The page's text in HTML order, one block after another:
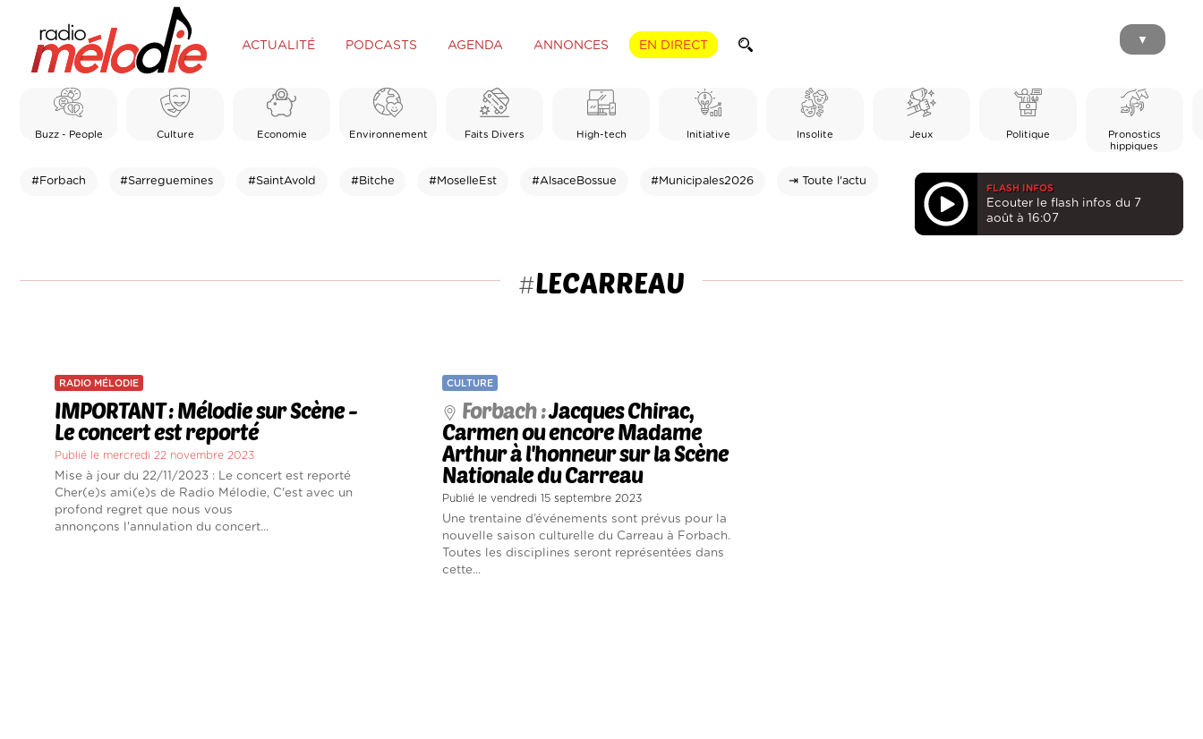
ACTUALITÉ PODCASTS AGENDA ANNONCES EN DIRECT ▼
Buzz - People Culture Economie Environnement Faits Divers High-tech Initiative Insolite Jeux Politique
Pronostics
hippiques
#Forbach #Sarreguemines #SaintAvold #Bitche #MoselleEst #AlsaceBossue #Municipales2026 ⇥ Toute l'actu
FLASH INFOS
Ecouter le flash infos du 7
août à 16:07
#LECARREAU
RADIO MÉLODIE
IMPORTANT : Mélodie sur Scène -
Le concert est reporté
Publié le mercredi 22 novembre 2023
Mise à jour du 22/11/2023 : Le concert est reporté
Cher(e)s ami(e)s de Radio Mélodie, C'est avec un
profond regret que nous vous
annonçons l'annulation du concert...
CULTURE
Forbach :Jacques Chirac,
Carmen ou encore Madame
Arthur à l'honneur sur la Scène
Nationale du Carreau
Publié le vendredi 15 septembre 2023
Une trentaine d’événements sont prévus pour la
nouvelle saison culturelle du Carreau à Forbach.
Toutes les disciplines seront représentées dans
cette...